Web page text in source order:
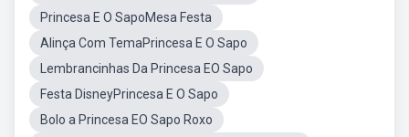
Princesa E O SapoMesa Festa
Alinça Com TemaPrincesa E O Sapo
Lembrancinhas Da Princesa EO Sapo
Festa DisneyPrincesa E O Sapo
Bolo a Princesa EO Sapo Roxo